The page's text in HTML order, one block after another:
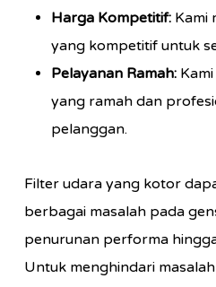
Harga Kompetitif:Kami
yang kompetitif untuk
Pelayanan Ramah:Kami
yang ramah dan
pelanggan.
Filter udara yang kotor
berbagai masalah pada
penurunan performa
Untuk menghindari